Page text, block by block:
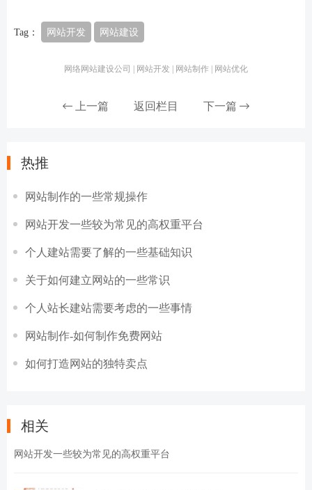
Tag： 网站开发 网站建设
网络网站建设公司 | 网站开发 | 网站制作 | 网站优化
上一篇 返回栏目 下一篇
热推
网站制作的一些常规操作
网站开发一些较为常见的高权重平台
个人建站需要了解的一些基础知识
关于如何建立网站的一些常识
个人站长建站需要考虑的一些事情
网站制作-如何制作免费网站
如何打造网站的独特卖点
相关
网站开发一些较为常见的高权重平台